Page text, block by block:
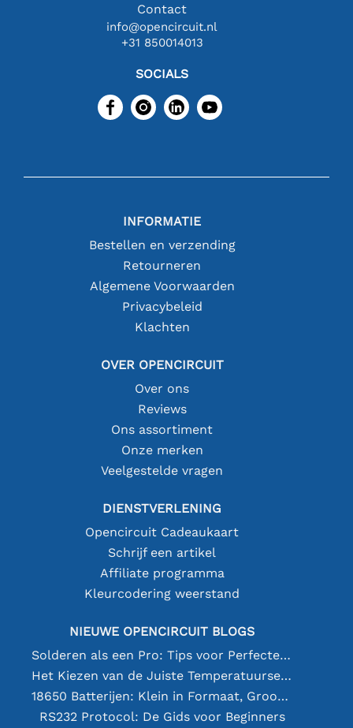
Contact
info@opencircuit.nl
+31 850014013
SOCIALS
INFORMATIE
Bestellen en verzending
Retourneren
Algemene Voorwaarden
Privacybeleid
Klachten
OVER OPENCIRCUIT
Over ons
Reviews
Ons assortiment
Onze merken
Veelgestelde vragen
DIENSTVERLENING
Opencircuit Cadeaukaart
Schrijf een artikel
Affiliate programma
Kleurcodering weerstand
NIEUWE OPENCIRCUIT BLOGS
Solderen als een Pro: Tips voor Perfecte Elektronische Verbindingen
Het Kiezen van de Juiste Temperatuursensor [youtube]
18650 Batterijen: Klein in Formaat, Groot in Prestatie
RS232 Protocol: De Gids voor Beginners